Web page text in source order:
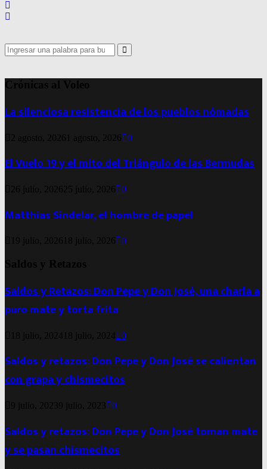
Search
for:
Search
Crónicas al Voleo
La silenciosa resistencia de los pueblos nómadas
2 agosto, 2026 1 agosto, 2026 0
El Vuelo 19 y el mito del Triángulo de las Bermudas
26 julio, 2026 25 julio, 2026 0
Matthias Sindelar, el hombre de papel
19 julio, 2026 18 julio, 2026 0
Saldos y Retazos
Saldos y Retazos: Don Pepe y Don José, una charla a
puro mate y torta frita
18 julio, 2024 18 julio, 2024 0
Saldos y retazos: Don Pepe y Don José se calientan
con grapa y chismecitos
9 julio, 20239 julio, 2023 0
Saldos y retazos: Don Pepe y Don José toman mate
y se pasan chismecitos